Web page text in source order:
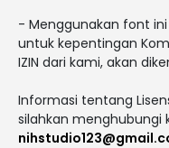
- Menggunakan font ini
untuk kepentingan
IZIN dari kami, akan
Informasi tentang
silahkan menghubungi